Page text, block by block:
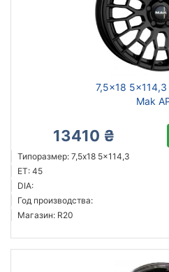
7,5x18 5x114,3
Mak
13410 ₴
Типоразмер: 7,5x18 5x114,3
ET: 45
DIA:
Год производства:
Магазин: R20